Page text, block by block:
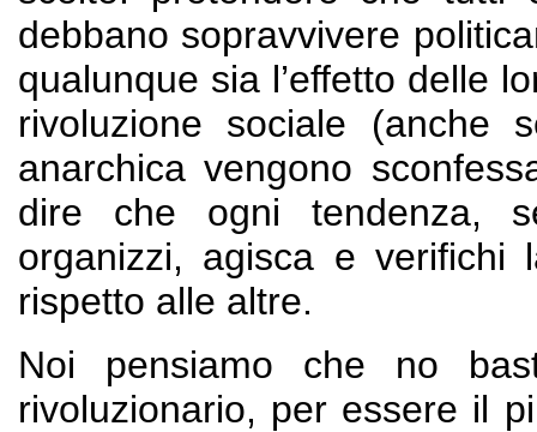
debbano sopravvivere
qualunque sia l’effetto delle
rivoluzione sociale (anche
anarchica vengono
dire che ogni tendenza,
organizzi, agisca e verifichi
rispetto alle altre.
Noi pensiamo che no
rivoluzionario, per essere il